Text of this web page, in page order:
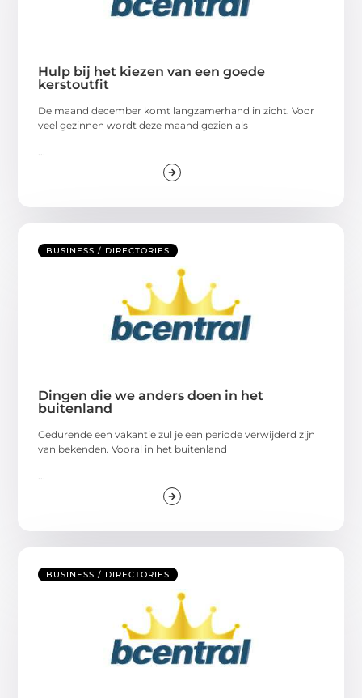
Hulp bij het kiezen van een goede
kerstoutfit
De maand december komt langzamerhand in zicht. Voor
veel gezinnen wordt deze maand gezien als
BUSINESS / DIRECTORIES
Dingen die we anders doen in het
buitenland
Gedurende een vakantie zul je een periode verwijderd zijn
van bekenden. Vooral in het buitenland
BUSINESS / DIRECTORIES